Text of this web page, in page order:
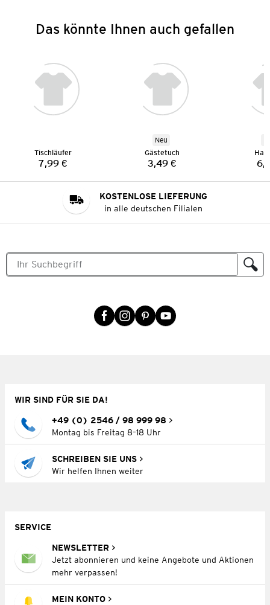
Das könnte Ihnen auch gefallen
Tischläufer
Preis:
7,99 €
Neu
Gästetuch
Preis:
3,49 €
KOSTENLOSE LIEFERUNG
in alle deutschen Filialen
WIR SIND FÜR SIE DA!
+49 (0) 2546 / 98 999 98
Montag bis Freitag 8–18 Uhr
SCHREIBEN SIE UNS
Wir helfen Ihnen weiter
SERVICE
NEWSLETTER
Jetzt abonnieren und keine Angebote und Aktionen
mehr verpassen!
MEIN KONTO